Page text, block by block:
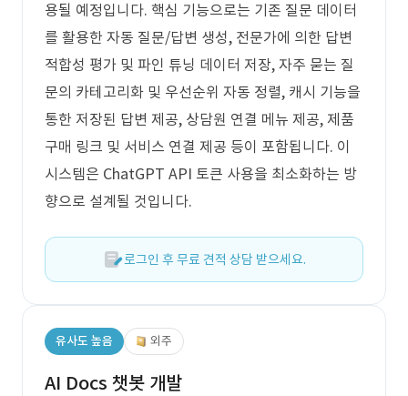
용될 예정입니다. 핵심 기능으로는 기존 질문 데이터
를 활용한 자동 질문/답변 생성, 전문가에 의한 답변
적합성 평가 및 파인 튜닝 데이터 저장, 자주 묻는 질
문의 카테고리화 및 우선순위 자동 정렬, 캐시 기능을
통한 저장된 답변 제공, 상담원 연결 메뉴 제공, 제품
구매 링크 및 서비스 연결 제공 등이 포함됩니다. 이
시스템은 ChatGPT API 토큰 사용을 최소화하는 방
향으로 설계될 것입니다.
로그인 후 무료 견적 상담 받으세요.
유사도 높음 외주
AI Docs 챗봇 개발